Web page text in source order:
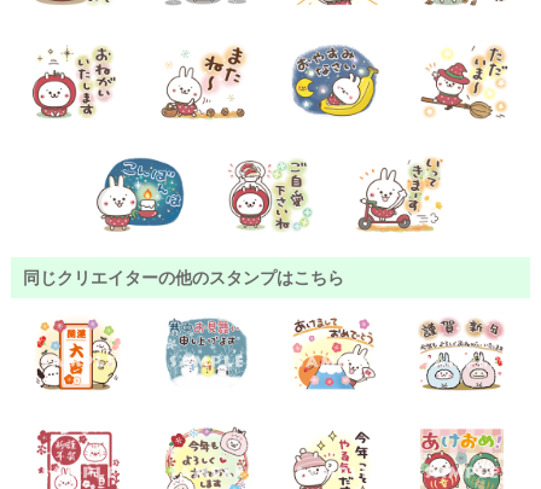
同じクリエイターの他のスタンプはこちら